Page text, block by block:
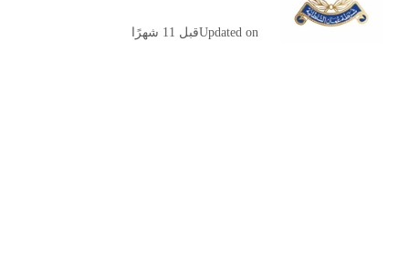
Updated onقبل 11 شهرًا